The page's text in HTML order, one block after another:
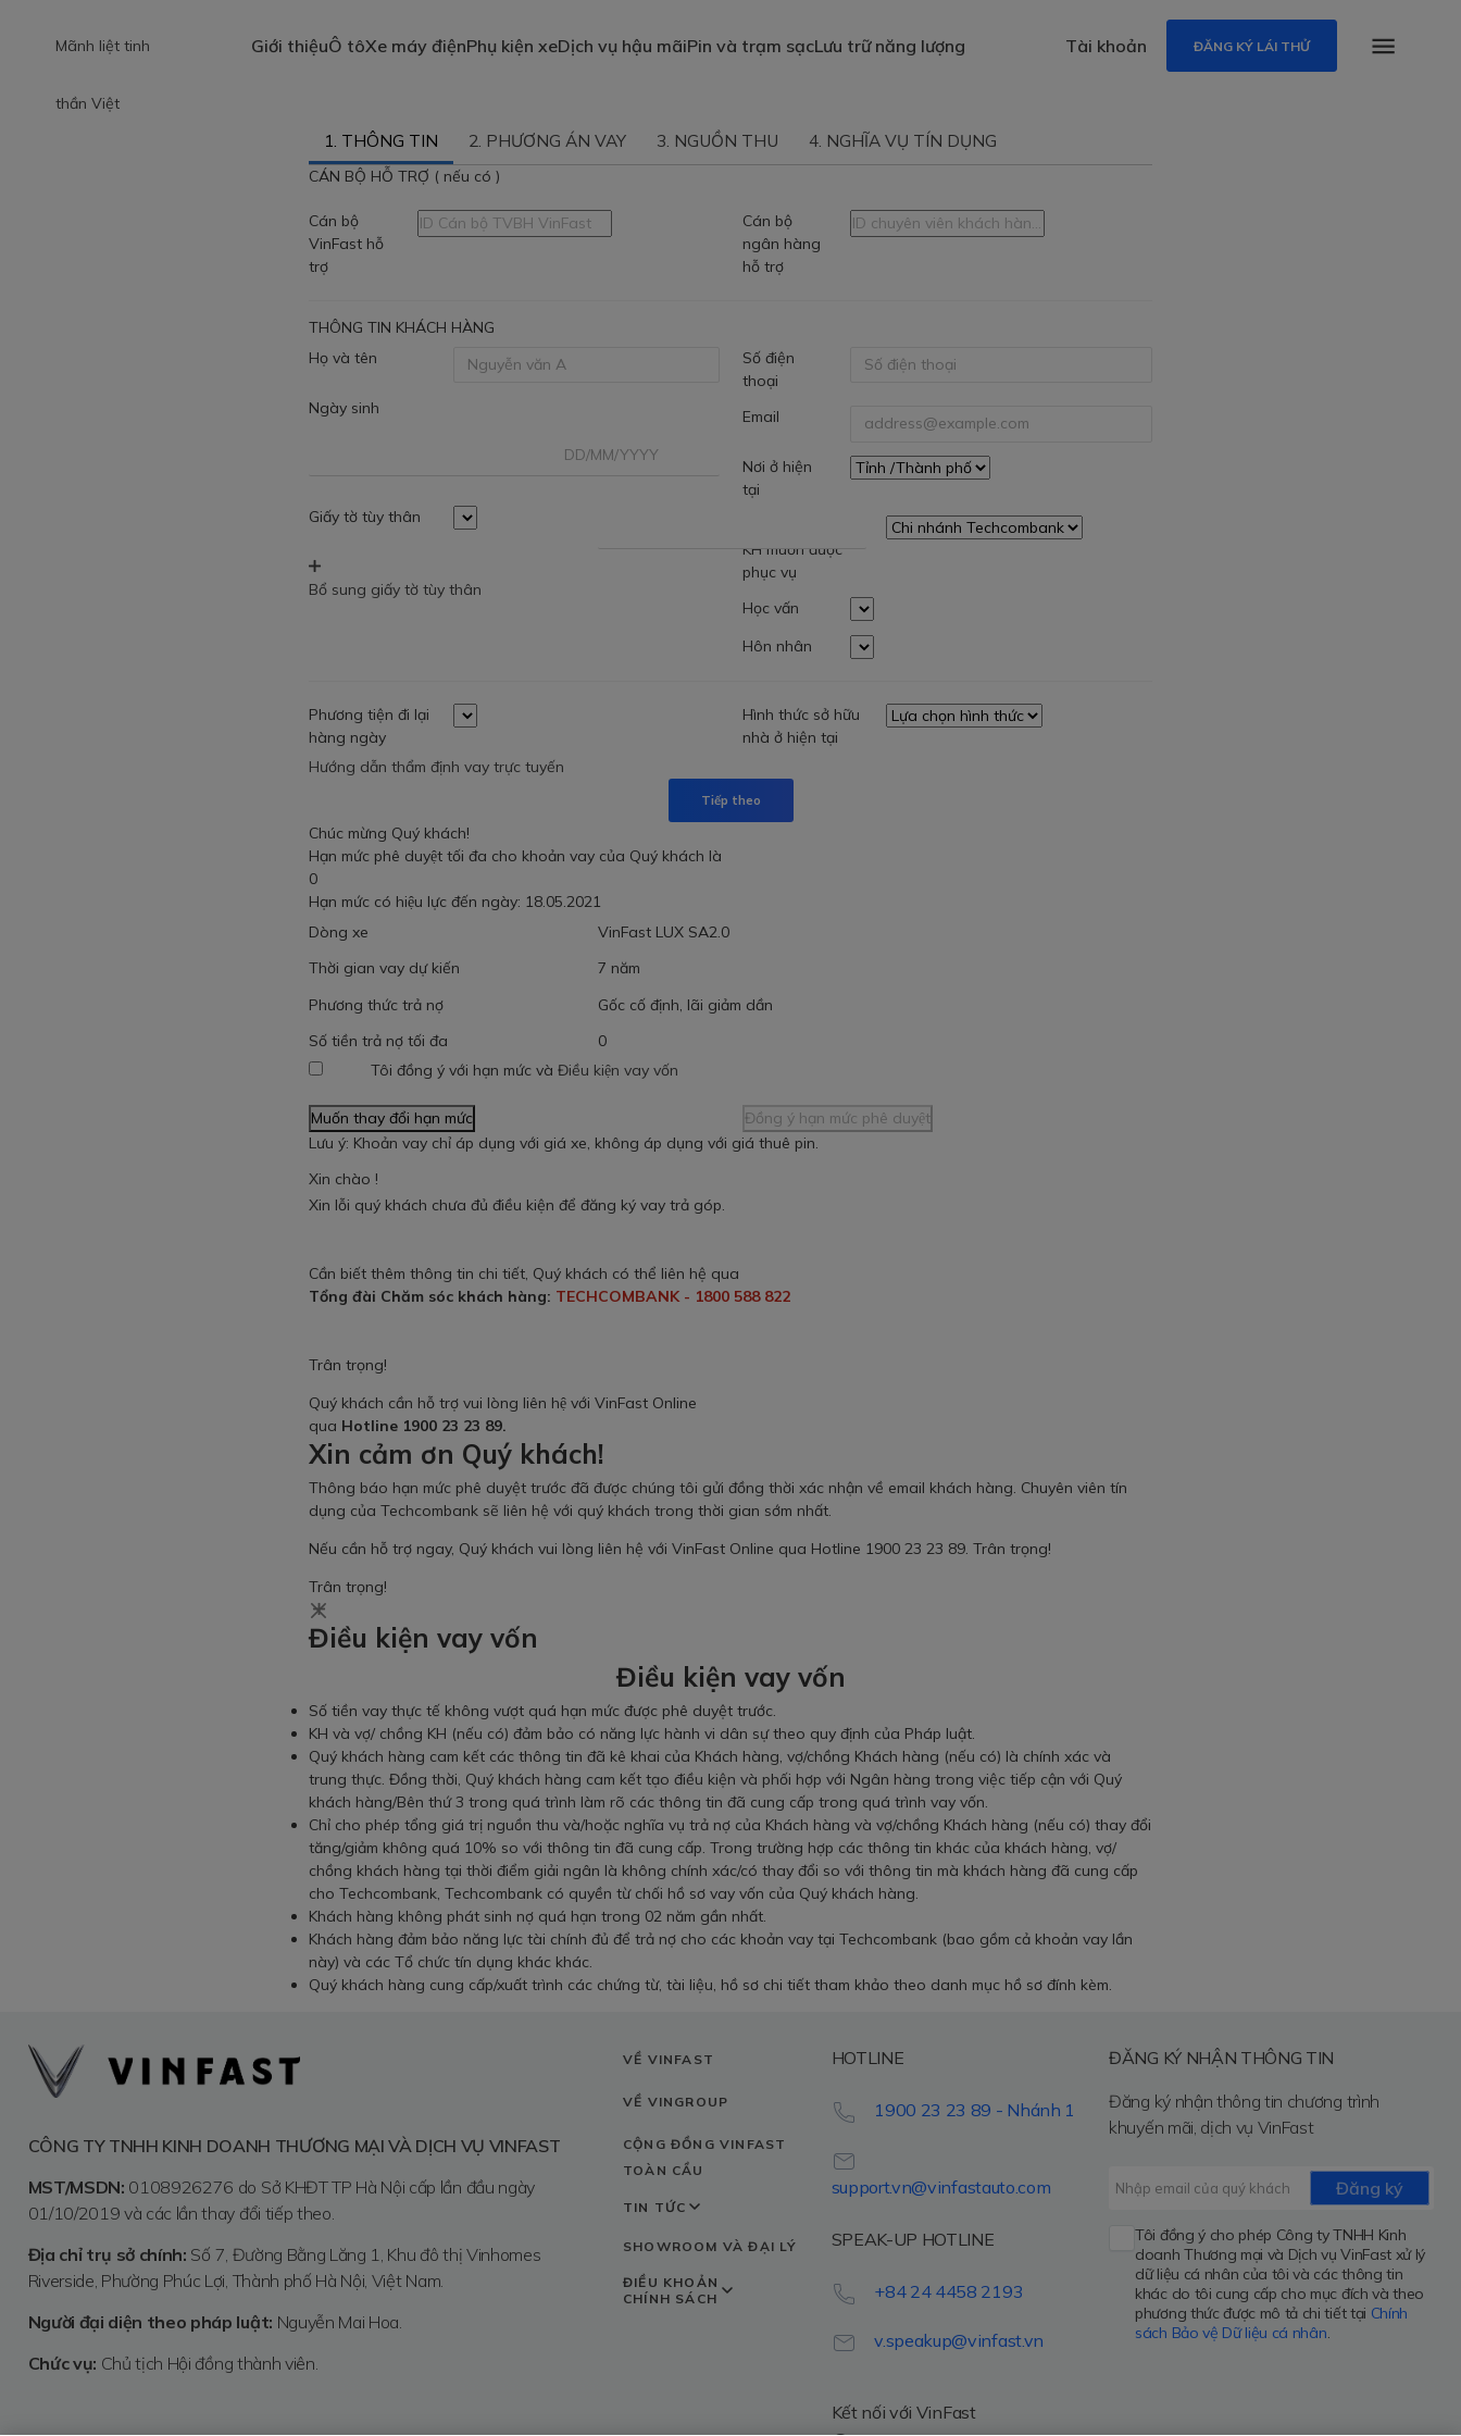
Giới thiệuÔ tôXe máy điệnPhụ kiện xeDịch vụ hậu mãiPin và trạm sạcLưu trữ năng lượng Tài khoản ĐĂNG KÝ LÁI THỬ
Phê duyệt hạn mức vay mua ô tô
1. THÔNG TIN 2. PHƯƠNG ÁN VAY 3. NGUỒN THU 4. NGHĨA VỤ TÍN DỤNG
CÁN BỘ HỖ TRỢ ( nếu có )
Cán bộ
VinFast hỗ
trợ
Cán bộ
ngân hàng
hỗ trợ
THÔNG TIN KHÁCH HÀNG
Họ và tên
Ngày sinh
Giấy tờ tùy thân
Bổ sung giấy tờ tùy thân
Số điện
thoại
Email
Nơi ở hiện
tại
KH muốn được
phục vụ
Học vấn
Hôn nhân
Phương tiện đi lại
hàng ngày
Hình thức sở hữu
nhà ở hiện tại
Hướng dẫn thẩm định vay trực tuyến
Tiếp theo
Chúc mừng Quý khách!
Hạn mức phê duyệt tối đa cho khoản vay của Quý khách là
0
Hạn mức có hiệu lực đến ngày: 18.05.2021
Dòng xe
VinFast LUX SA2.0
Thời gian vay dự kiến
7 năm
Phương thức trả nợ
Gốc cố định, lãi giảm dần
Số tiền trả nợ tối đa
0
Tôi đồng ý với hạn mức và Điều kiện vay vốn
Muốn thay đổi hạn mức
Đồng ý hạn mức phê duyệt
Lưu ý: Khoản vay chỉ áp dụng với giá xe, không áp dụng với giá thuê pin.
Xin chào !
Xin lỗi quý khách chưa đủ điều kiện để đăng ký vay trả góp.
Cần biết thêm thông tin chi tiết, Quý khách có thể liên hệ qua
Tổng đài Chăm sóc khách hàng: TECHCOMBANK - 1800 588 822
Trân trọng!
Quý khách cần hỗ trợ vui lòng liên hệ với VinFast Online
qua Hotline 1900 23 23 89.
Xin cảm ơn Quý khách!
Thông báo hạn mức phê duyệt trước đã được chúng tôi gửi đồng thời xác nhận về email khách hàng. Chuyên viên tín
dụng của Techcombank sẽ liên hệ với quý khách trong thời gian sớm nhất.
Nếu cần hỗ trợ ngay, Quý khách vui lòng liên hệ với VinFast Online qua Hotline 1900 23 23 89. Trân trọng!
Trân trọng!
Điều kiện vay vốn
Điều kiện vay vốn
Số tiền vay thực tế không vượt quá hạn mức được phê duyệt trước.
KH và vợ/ chồng KH (nếu có) đảm bảo có năng lực hành vi dân sự theo quy định của Pháp luật.
Quý khách hàng cam kết các thông tin đã kê khai của Khách hàng, vợ/chồng Khách hàng (nếu có) là chính xác và
trung thực. Đồng thời, Quý khách hàng cam kết tạo điều kiện và phối hợp với Ngân hàng trong việc tiếp cận với Quý
khách hàng/Bên thứ 3 trong quá trình làm rõ các thông tin đã cung cấp trong quá trình vay vốn.
Chỉ cho phép tổng giá trị nguồn thu và/hoặc nghĩa vụ trả nợ của Khách hàng và vợ/chồng Khách hàng (nếu có) thay đổi
tăng/giảm không quá 10% so với thông tin đã cung cấp. Trong trường hợp các thông tin khác của khách hàng, vợ/
chồng khách hàng tại thời điểm giải ngân là không chính xác/có thay đổi so với thông tin mà khách hàng đã cung cấp
cho Techcombank, Techcombank có quyền từ chối hồ sơ vay vốn của Quý khách hàng.
Khách hàng không phát sinh nợ quá hạn trong 02 năm gần nhất.
Khách hàng đảm bảo năng lực tài chính đủ để trả nợ cho các khoản vay tại Techcombank (bao gồm cả khoản vay lần
này) và các Tổ chức tín dụng khác khác.
Quý khách hàng cung cấp/xuất trình các chứng từ, tài liệu, hồ sơ chi tiết tham khảo theo danh mục hồ sơ đính kèm.
CÔNG TY TNHH KINH DOANH THƯƠNG MẠI VÀ DỊCH VỤ VINFAST
MST/MSDN: 0108926276 do Sở KHĐT TP Hà Nội cấp lần đầu ngày
01/10/2019 và các lần thay đổi tiếp theo.
Địa chỉ trụ sở chính: Số 7, Đường Bằng Lăng 1, Khu đô thị Vinhomes
Riverside, Phường Phúc Lợi, Thành phố Hà Nội, Việt Nam.
Người đại diện theo pháp luật: Nguyễn Mai Hoa.
Chức vụ: Chủ tịch Hội đồng thành viên.
VỀ VINFAST
VỀ VINGROUP
CỘNG ĐỒNG VINFAST
TOÀN CẦU
TIN TỨC
SHOWROOM VÀ ĐẠI LÝ
ĐIỀU KHOẢN
CHÍNH SÁCH
HOTLINE
1900 23 23 89 - Nhánh 1
support.vn@vinfastauto.com
SPEAK-UP HOTLINE
+84 24 4458 2193
v.speakup@vinfast.vn
Kết nối với VinFast
ĐĂNG KÝ NHẬN THÔNG TIN
Đăng ký nhận thông tin chương trình
khuyến mãi, dịch vụ VinFast
Đăng ký
Tôi đồng ý cho phép Công ty TNHH Kinh
doanh Thương mại và Dịch vụ VinFast xử lý
dữ liệu cá nhân của tôi và các thông tin
khác do tôi cung cấp cho mục đích và theo
phương thức được mô tả chi tiết tại Chính
sách Bảo vệ Dữ liệu cá nhân.